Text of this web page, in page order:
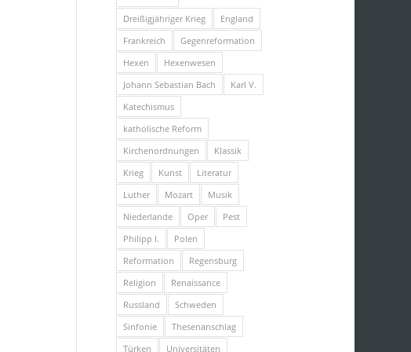
Dreißigjähriger Krieg
England
Frankreich
Gegenreformation
Hexen
Hexenwesen
Johann Sebastian Bach
Karl V.
Katechismus
katholische Reform
Kirchenordnungen
Klassik
Krieg
Kunst
Literatur
Luther
Mozart
Musik
Niederlande
Oper
Pest
Philipp I.
Polen
Reformation
Regensburg
Religion
Renaissance
Russland
Schweden
Sinfonie
Thesenanschlag
Türken
Universitäten